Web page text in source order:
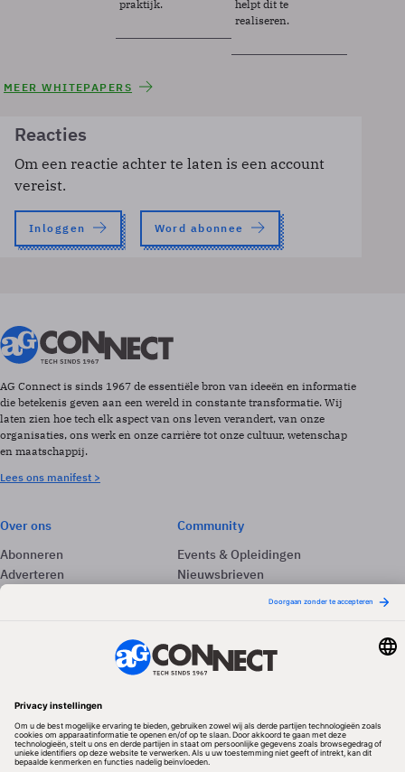
praktijk.
helpt dit te
realiseren.
MEER WHITEPAPERS
Reacties
Om een reactie achter te laten is een account
vereist.
Inloggen Word abonnee
AG Connect is sinds 1967 de essentiële bron van ideeën en informatie
die betekenis geven aan een wereld in constante transformatie. Wij
laten zien hoe tech elk aspect van ons leven verandert, van onze
organisaties, ons werk en onze carrière tot onze cultuur, wetenschap
en maatschappij.
Lees ons manifest >
Over ons
Abonneren
Adverteren
Contact
Community
Events & Opleidingen
Nieuwsbrieven